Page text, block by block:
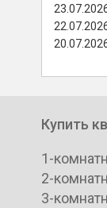
Купить
1-
2-
3-